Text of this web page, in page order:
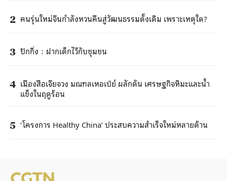
2 คนรุ่นใหม่จีนกำลังหวนคืนสู่วัฒนธรรมดั้งเดิม เพราะเหตุใด?
3 ปักกิ่ง：ฝากเด็กไว้กับชุมชน
4 เมืองสือเจียจวง มณฑลเหอเป่ย์ ผลักดัน เศรษฐกิจหิมะและน้ำ
แข็งในฤดูร้อน
5 ‘โครงการ Healthy China’ ประสบความสำเร็จใหม่หลายด้าน